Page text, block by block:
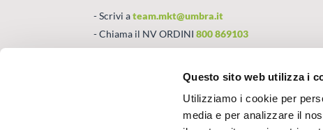
Questo sito web utilizza i
Utilizziamo i cookie per
media e per analizzare il
Scrivi ateam.mkt@umbra.it
Chiama il NV ORDINI 800 869103
Chiama il NV ASSISTENZA TECNICA800 014440
CHI SIAMO